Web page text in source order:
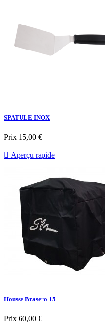
SPATULE INOX
Prix 15,00 €
 Aperçu rapide
Housse Brasero 15
Prix 60,00 €